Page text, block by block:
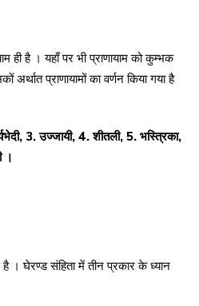
ही है । यहाँ पर भी प्राणायाम को कुम्भक
प्राणायामों का वर्णन किया गया है
3. उज्जायी, 4. शीतली, 5. भस्त्रिका,
।
। घेरण्ड संहिता में तीन प्रकार के ध्यान